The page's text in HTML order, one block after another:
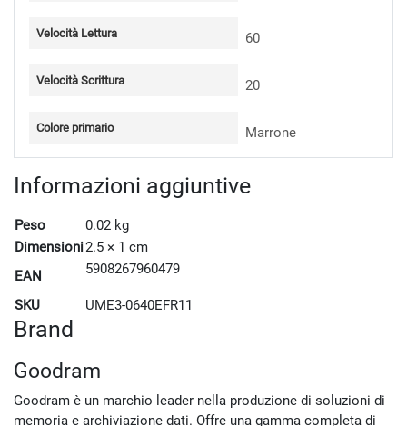
Velocità Lettura 60
Velocità Scrittura 20
Colore primario Marrone
Informazioni aggiuntive
Peso
0.02 kg
Dimensioni2.5 × 1 cm
EAN
5908267960479
SKU UME3-0640EFR11
Brand
Goodram
Goodram è un marchio leader nella produzione di soluzioni di
memoria e archiviazione dati. Offre una gamma completa di